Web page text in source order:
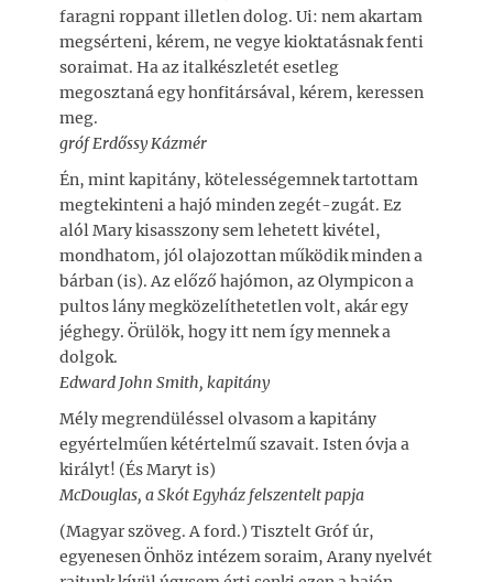
faragni roppant illetlen dolog. Ui: nem akartam
megsérteni, kérem, ne vegye kioktatásnak fenti
soraimat. Ha az italkészletét esetleg
megosztaná egy honfitársával, kérem, keressen
meg.
gróf Erdőssy Kázmér
Én, mint kapitány, kötelességemnek tartottam
megtekinteni a hajó minden zegét-zugát. Ez
alól Mary kisasszony sem lehetett kivétel,
mondhatom, jól olajozottan működik minden a
bárban (is). Az előző hajómon, az Olympicon a
pultos lány megközelíthetetlen volt, akár egy
jéghegy. Örülök, hogy itt nem így mennek a
dolgok.
Edward John Smith, kapitány
Mély megrendüléssel olvasom a kapitány
egyértelműen kétértelmű szavait. Isten óvja a
királyt! (És Maryt is)
McDouglas, a Skót Egyház felszentelt papja
(Magyar szöveg. A ford.) Tisztelt Gróf úr,
egyenesen Önhöz intézem soraim, Arany nyelvét